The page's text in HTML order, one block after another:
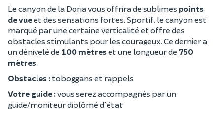
Le canyon de la Doria vous offrira de sublimes points
de vueet des sensations fortes. Sportif, le canyon est
marqué par une certaine verticalité et offre des
obstacles stimulants pour les courageux. Ce dernier a
un dénivelé de 100 mètreset une longueur de 750
mètres.
Obstacles : toboggans et rappels
Votre guide :vous serez accompagnés par un
guide/moniteur diplômé d'état